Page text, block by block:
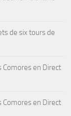
de six tours de
Comores en Direct
Comores en Direct